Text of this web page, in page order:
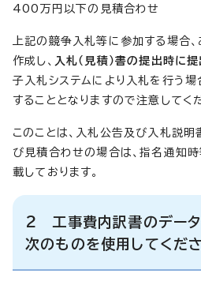
400万円以下の見積合わせ
上記の競争入札等に参加する場合
作成し、
入札（見積）書の提出時に
子入札システムにより入札を行う
することとなりますので注意してくだ
このことは、入札公告及び入札説明
び見積合わせの場合は、指名通知
載しております。
2 工事費内訳書のデータ
次のものを使用してくださ